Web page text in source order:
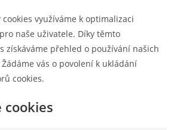
využíváme k optimalizaci
naše uživatele. Díky těmto
získáváme přehled o používání našich
vás o povolení k ukládání
cookies.
cookies